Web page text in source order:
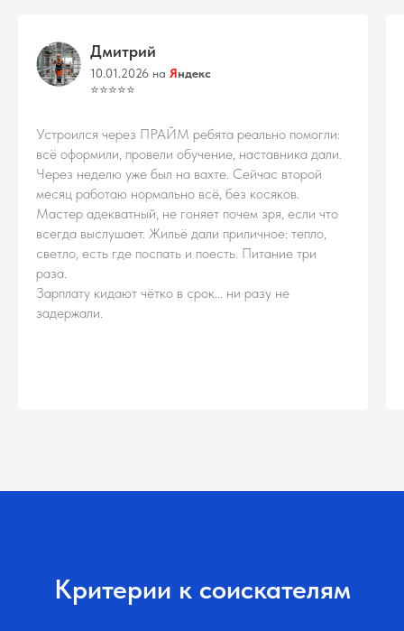
Дмитрий
10.01.2026 на Яндекс
⭐️⭐️⭐️⭐️⭐️
Устроился через ПРАЙМ ребята реально помогли:
всё оформили, провели обучение, наставника дали.
Через неделю уже был на вахте. Сейчас второй
месяц работаю нормально всё, без косяков.
Мастер адекватный, не гоняет почем зря, если что
всегда выслушает. Жильё дали приличное: тепло,
светло, есть где поспать и поесть. Питание три
раза.
Зарплату кидают чётко в срок... ни разу не
задержали.
Критерии к соискателям